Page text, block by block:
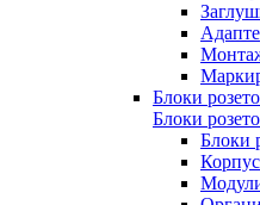
Блоки
Блоки
Блоки